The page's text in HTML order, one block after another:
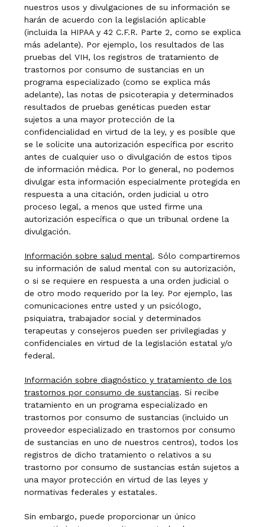
nuestros usos y divulgaciones de su información se
harán de acuerdo con la legislación aplicable
(incluida la HIPAA y 42 C.F.R. Parte 2, como se explica
más adelante). Por ejemplo, los resultados de las
pruebas del VIH, los registros de tratamiento de
trastornos por consumo de sustancias en un
programa especializado (como se explica más
adelante), las notas de psicoterapia y determinados
resultados de pruebas genéticas pueden estar
sujetos a una mayor protección de la
confidencialidad en virtud de la ley, y es posible que
se le solicite una autorización específica por escrito
antes de cualquier uso o divulgación de estos tipos
de información médica. Por lo general, no podemos
divulgar esta información especialmente protegida en
respuesta a una citación, orden judicial u otro
proceso legal, a menos que usted firme una
autorización específica o que un tribunal ordene la
divulgación.
Información sobre salud mental. Sólo compartiremos
su información de salud mental con su autorización,
o si se requiere en respuesta a una orden judicial o
de otro modo requerido por la ley. Por ejemplo, las
comunicaciones entre usted y un psicólogo,
psiquiatra, trabajador social y determinados
terapeutas y consejeros pueden ser privilegiadas y
confidenciales en virtud de la legislación estatal y/o
federal.
Información sobre diagnóstico y tratamiento de los
trastornos por consumo de sustancias. Si recibe
tratamiento en un programa especializado en
trastornos por consumo de sustancias (incluido un
proveedor especializado en trastornos por consumo
de sustancias en uno de nuestros centros), todos los
registros de dicho tratamiento o relativos a su
trastorno por consumo de sustancias están sujetos a
una mayor protección en virtud de las leyes y
normativas federales y estatales.
Sin embargo, puede proporcionar un único